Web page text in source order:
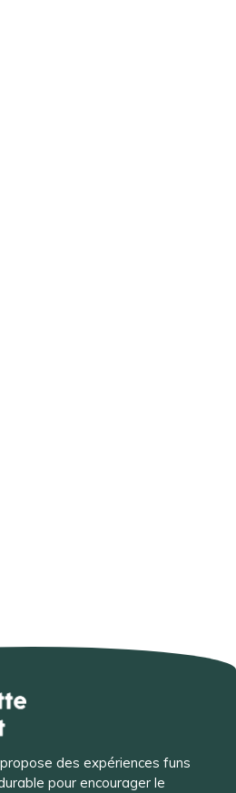
des expériences funs
pour encourager le